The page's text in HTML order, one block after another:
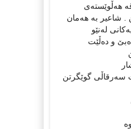
هەڵوێستەی
. شاعیر بە هەمان
لەنێو
و دەڵێت
گوێگرتن